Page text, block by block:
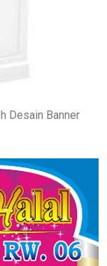
Desain Banner